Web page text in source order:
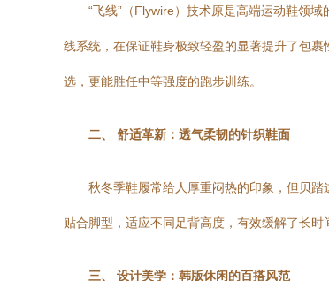
“飞线”（Flywire）技术原是高端运动鞋领
线系统，在保证鞋身极致轻盈的显著提升了包
选，更能胜任中等强度的跑步训练。
二、 舒适革新：透气柔韧的针织鞋面
秋冬季鞋履常给人厚重闷热的印象，但贝
贴合脚型，适应不同足背高度，有效缓解了长
三、 设计美学：韩版休闲的百搭风范